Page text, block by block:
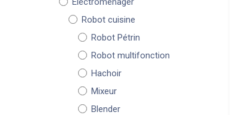
Robot cuisine
Robot Pétrin
Robot multifonction
Hachoir
Mixeur
Blender